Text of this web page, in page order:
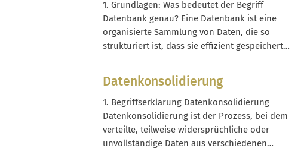
aus Rohdaten Handlungsempfehlungen und
Vorhersagen abzuleiten. Im Unterschied zu
klassischer Reporting- oder...
1. Grundlagen: Was bedeutet der Begriff
Datenbank genau? Eine Datenbank ist eine
organisierte Sammlung von Daten, die so
strukturiert ist, dass sie effizient gespeichert,
werden kann. Technisch betrachtet besteht
sie aus zwei Ebenen: den eigentlichen
Datenspeichern (Tabellen, Dokumente,
Objekte) und einem
Datenbankmanagementsystem (DBMS), das...
Datenkonsolidierung
1. Begriffserklärung Datenkonsolidierung
Datenkonsolidierung ist der Prozess, bei dem
verteilte, teilweise widersprüchliche oder
unvollständige Daten aus verschiedenen